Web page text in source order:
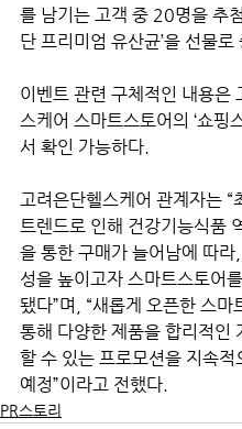
를 남기는 고객 중 20명을 추
단 프리미엄 유산균’을 선물로
이벤트 관련 구체적인 내용은
스케어 스마트스토어의 ‘쇼핑
서 확인 가능하다.
고려은단헬스케어 관계자는 “
트렌드로 인해 건강기능식품
을 통한 구매가 늘어남에 따라
성을 높이고자 스마트스토어
됐다”며, “새롭게 오픈한 스마
통해 다양한 제품을 합리적인
할 수 있는 프로모션을 지속적
예정”이라고 전했다.
PR스토리